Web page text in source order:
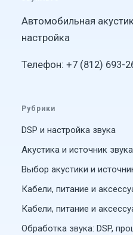
Автомобильная
настройка
Телефон: +7 (812) 693-
Рубрики
DSP и настройка звука
Акустика и источник звука
Выбор акустики и
Кабели, питание и
Кабели, питание и
Обработка звука: DSP,